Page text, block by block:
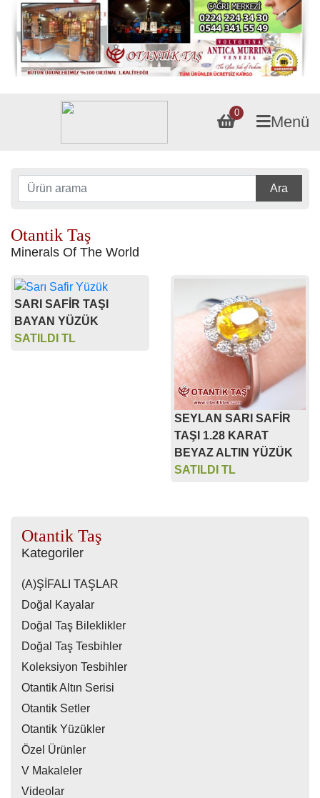
0
Menü
Ara
Otantik Taş
Minerals Of The World
SARI SAFİR TAŞI
BAYAN YÜZÜK
SATILDI TL
SEYLAN SARI SAFİR
TAŞI 1.28 KARAT
BEYAZ ALTIN YÜZÜK
SATILDI TL
Otantik Taş
Kategoriler
(A)ŞİFALI TAŞLAR
Doğal Kayalar
Doğal Taş Bileklikler
Doğal Taş Tesbihler
Koleksiyon Tesbihler
Otantik Altın Serisi
Otantik Setler
Otantik Yüzükler
Özel Ürünler
V Makaleler
Videolar